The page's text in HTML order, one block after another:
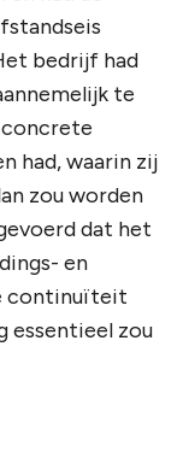
bedrijf had
te
concrete
had, waarin zij
zou worden
dat het
en
continuïteit
essentieel zou